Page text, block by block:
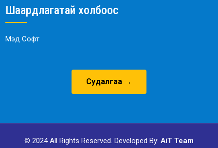
Шаардлагатай холбоос
Мэд Софт
Судалгаа →
© 2024 All Rights Reserved. Developed By: AiT Team